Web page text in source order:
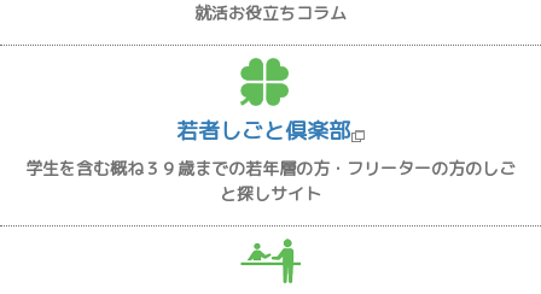
就活お役立ちコラム
若者しごと倶楽部
学生を含む概ね３９歳までの若年層の方・フリーターの方のしご
と探しサイト